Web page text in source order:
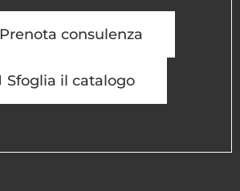
Prenota consulenza
Sfoglia il catalogo